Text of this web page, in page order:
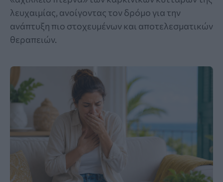
λευχαιμίας, ανοίγοντας τον δρόμο για την
ανάπτυξη πιο στοχευμένων και αποτελεσματικών
θεραπειών.